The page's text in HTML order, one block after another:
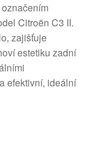
Citroën C3 II.
zajišťuje
estetiku zadní
efektivní, ideální